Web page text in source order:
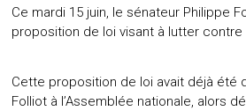
Ce mardi 15 juin, le sénateur Philippe
proposition de loi visant à lutter
Cette proposition de loi avait déjà été
Folliot à l’Assemblée nationale, alors